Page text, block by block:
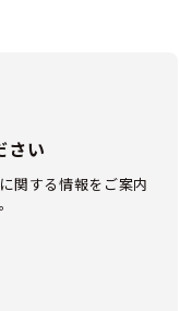
さい
関する情報をご案内